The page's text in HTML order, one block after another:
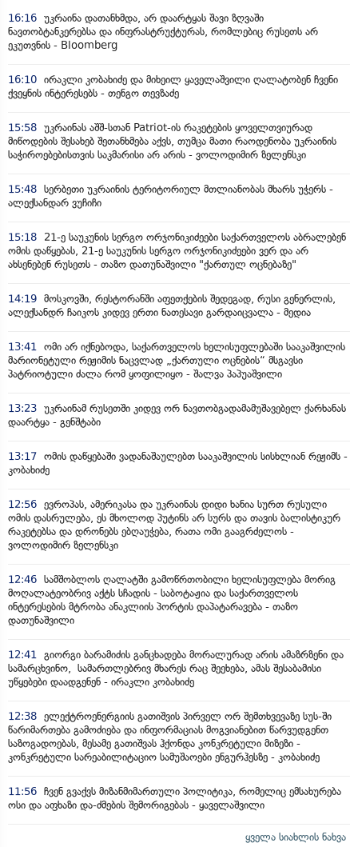
16:16 უკრაინა დათანხმდა, არ დაარტყას შავი ზღვაში
ნავთობტანკერებსა და ინფრასტრუქტურას, რომლებიც რუსეთს არ
ეკუთვნის - Bloomberg
16:10 ირაკლი კობახიძე და მიხეილ ყაველაშვილი ღალატობენ ჩვენი
ქვეყნის ინტერესებს - თენგო თევზაძე
15:58 უკრაინას აშშ-სთან Patriot-ის რაკეტების ყოველთვიურად
მიწოდების შესახებ შეთანხმება აქვს, თუმცა მათი რაოდენობა უკრაინის
საჭიროებებისთვის საკმარისი არ არის - ვოლოდიმირ ზელენსკი
15:48 სერბეთი უკრაინის ტერიტორიულ მთლიანობას მხარს უჭერს -
ალექსანდარ ვუჩიჩი
15:18
21-ე საუკუნის სერგო ორჯონიკიძეები საქართველოს აბრალებენ
ომის დაწყებას, 21-ე საუკუნის სერგო ორჯონიკიძეები ვერ და არ
ახსენებენ რუსეთს - თაზო დათუნაშვილი "ქართულ ოცნებაზე"
14:19 მოსკოვში, რესტორანში აფეთქების შედეგად, რუსი გენერლის,
ალექსანდრ ჩაიკოს კიდევ ერთი ნათესავი გარდაიცვალა - მედია
13:41
ომი არ იქნებოდა, საქართველოს ხელისუფლებაში სააკაშვილის
მარიონეტული რეჟიმის ნაცვლად „ქართული ოცნების“ მსგავსი
პატრიოტული ძალა რომ ყოფილიყო - შალვა პაპუაშვილი
13:23 უკრაინამ რუსეთში კიდევ ორ ნავთობგადამამუშავებელ ქარხანას
დაარტყა - გენშტაბი
13:17 ომის დაწყებაში ვადანაშაულებთ სააკაშვილის სისხლიან რეჟიმს -
კობახიძე
12:56 ევროპას, ამერიკასა და უკრაინას დიდი ხანია სურთ რუსული
ომის დასრულება, ეს მხოლოდ პუტინს არ სურს და თავის ბალისტიკურ
რაკეტებსა და დრონებს ებღაუჭება, რათა ომი გააგრძელოს -
ვოლოდიმირ ზელენსკი
12:46 სამშობლოს ღალატში გამოწრთობილი ხელისუფლება მორიგ
მოღალატეობრივ აქტს სჩადის - საბოტაჟია და საქართველოს
ინტერესების მტრობა ანაკლიის პორტის დაპატარავება - თაზო
დათუნაშვილი
12:41
გიორგი ბარამიძის განცხადება მორალურად არის ამაზრზენი და
სამარცხვინო, სამართლებრივ მხარეს რაც შეეხება, ამას შესაბამისი
უწყებები დაადგენენ - ირაკლი კობახიძე
12:38 ელექტროენერგიის გათიშვის პირველ ორ შემთხვევაზე სუს-ში
წარიმართება გამოძიება და ინფორმაციას მოგვიანებით წარვუდგენთ
საზოგადოებას, მესამე გათიშვას ჰქონდა კონკრეტული მიზეზი -
კონკრეტული სარეაბილიტაციო სამუშაოები ენგურჰესზე - კობახიძე
11:56 ჩვენ გვაქვს მიზანმიმართული პოლიტიკა, რომელიც ემსახურება
ოსი და აფხაზი და-ძმების შემორიგებას - ყაველაშვილი
ყველა სიახლის ნახვა